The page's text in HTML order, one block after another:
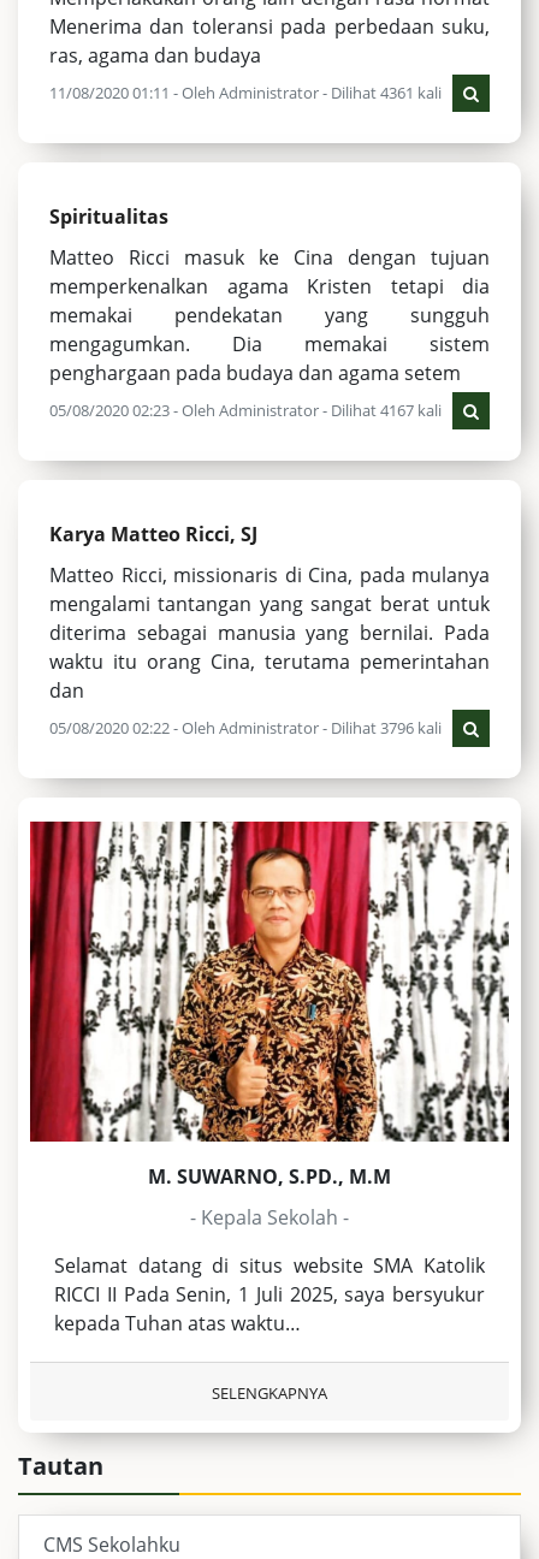
Menerima dan toleransi pada perbedaan suku,
ras, agama dan budaya
11/08/2020 01:11 - Oleh Administrator - Dilihat 4361 kali
Spiritualitas
Matteo Ricci masuk ke Cina dengan tujuan
memperkenalkan agama Kristen tetapi dia
memakai pendekatan yang sungguh
mengagumkan. Dia memakai sistem
penghargaan pada budaya dan agama setem
05/08/2020 02:23 - Oleh Administrator - Dilihat 4167 kali
Karya Matteo Ricci, SJ
Matteo Ricci, missionaris di Cina, pada mulanya
mengalami tantangan yang sangat berat untuk
diterima sebagai manusia yang bernilai. Pada
waktu itu orang Cina, terutama pemerintahan
dan
05/08/2020 02:22 - Oleh Administrator - Dilihat 3796 kali
M. SUWARNO, S.PD., M.M
- Kepala Sekolah -
Selamat datang di situs website SMA Katolik
RICCI II Pada Senin, 1 Juli 2025, saya bersyukur
kepada Tuhan atas waktu…
SELENGKAPNYA
Tautan
CMS Sekolahku